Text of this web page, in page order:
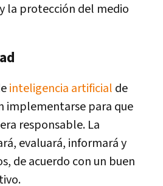
la protección del medio
inteligencia artificial de
implementarse para que
responsable. La
evaluará, informará y
de acuerdo con un buen